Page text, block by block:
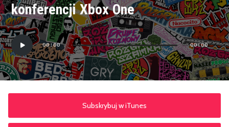
FAQs
Kontakt
konferencji Xbox One
Odtwarzacz
plików
dźwiękowych
00:00 00:00
Subskrybuj w iTunes